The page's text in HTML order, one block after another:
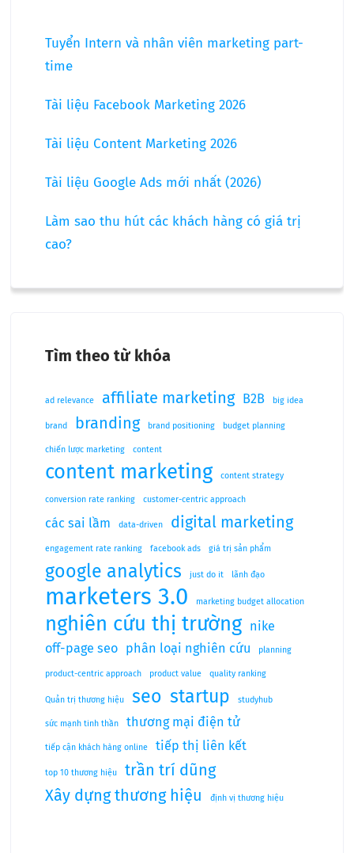
Tuyển Intern và nhân viên marketing part-
time
Tài liệu Facebook Marketing 2026
Tài liệu Content Marketing 2026
Tài liệu Google Ads mới nhất (2026)
Làm sao thu hút các khách hàng có giá trị
cao?
Tìm theo từ khóa
ad relevance affiliate marketing B2B big idea
brand branding brand positioning budget planning
chiến lược marketing content
content marketing content strategy
conversion rate ranking customer-centric approach
các sai lầm data-driven digital marketing
engagement rate ranking facebook ads giá trị sản phẩm
google analytics just do it lãnh đạo
marketers 3.0 marketing budget allocation
nghiên cứu thị trường
nike
off-page seo
phân loại nghiên cứu planning
product-centric approach product value quality ranking
Quản trị thương hiệu seo startup studyhub
sức mạnh tinh thần thương mại điện tử
tiếp cận khách hàng online tiếp thị liên kết
top 10 thương hiệu
trần trí dũng
Xây dựng thương hiệu
định vị thương hiệu